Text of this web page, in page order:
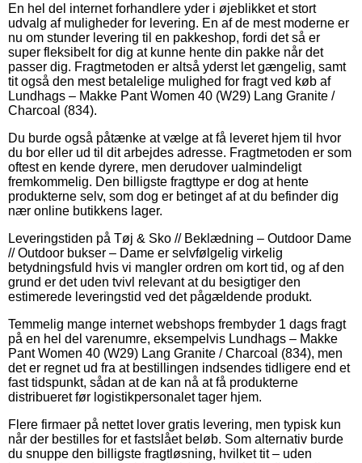
En hel del internet forhandlere yder i øjeblikket et stort
udvalg af muligheder for levering. En af de mest moderne er
nu om stunder levering til en pakkeshop, fordi det så er
super fleksibelt for dig at kunne hente din pakke når det
passer dig. Fragtmetoden er altså yderst let gængelig, samt
tit også den mest betalelige mulighed for fragt ved køb af
Lundhags – Makke Pant Women 40 (W29) Lang Granite /
Charcoal (834).
Du burde også påtænke at vælge at få leveret hjem til hvor
du bor eller ud til dit arbejdes adresse. Fragtmetoden er som
oftest en kende dyrere, men derudover ualmindeligt
fremkommelig. Den billigste fragttype er dog at hente
produkterne selv, som dog er betinget af at du befinder dig
nær online butikkens lager.
Leveringstiden på Tøj & Sko // Beklædning – Outdoor Dame
// Outdoor bukser – Dame er selvfølgelig virkelig
betydningsfuld hvis vi mangler ordren om kort tid, og af den
grund er det uden tvivl relevant at du besigtiger den
estimerede leveringstid ved det pågældende produkt.
Temmelig mange internet webshops frembyder 1 dags fragt
på en hel del varenumre, eksempelvis Lundhags – Makke
Pant Women 40 (W29) Lang Granite / Charcoal (834), men
det er regnet ud fra at bestillingen indsendes tidligere end et
fast tidspunkt, sådan at de kan nå at få produkterne
distribueret før logistikpersonalet tager hjem.
Flere firmaer på nettet lover gratis levering, men typisk kun
når der bestilles for et fastslået beløb. Som alternativ burde
du snuppe den billigste fragtløsning, hvilket tit – uden